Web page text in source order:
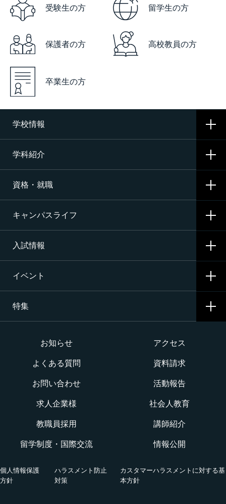
受験生の方 留学生の方
保護者の方 高校教員の方
卒業生の方
学校情報
学校概要
沿革
施設・設備
学科紹介
CNAの3つの学科
航空整備科
エアライン（ANA・JAL）整備士養成コース
二等航空整備士コース［ヘリコプタータービン専攻］
構造整備・製造コース
エアポートサービス科
グランドハンドリングコース
国際グランドハンドリング科
資格・就職
資格サポート・めざす資格
就職サポート・内定先
就職活動
キャンパスライフ
学校生活
寮生活
入試情報
入試要項・出願・会場
学費・奨学金・教育ローン
イベント
イベント一覧
イベントカレンダー
オープンキャンパス
航空教室
オンライン相談会
特集
大学か専門学校か
航空整備士になるには？
授業を動画チェック
活躍する卒業生
お知らせ アクセス
よくある質問 資料請求
お問い合わせ 活動報告
求人企業様 社会人教育
教職員採用 講師紹介
留学制度・国際交流 情報公開
個人情報保護
方針
ハラスメント防止
対策
カスタマーハラスメントに対する基
本方針